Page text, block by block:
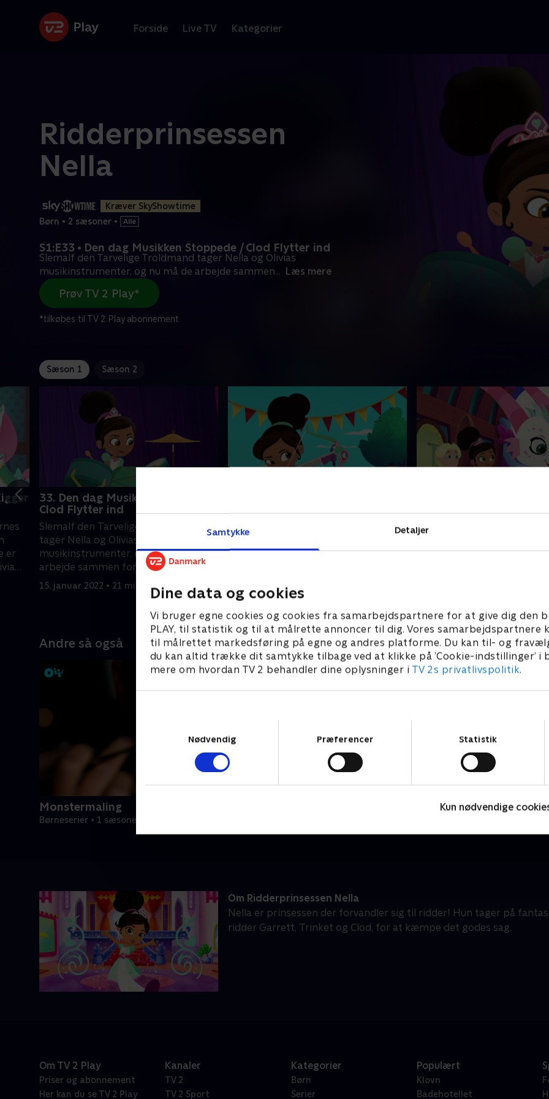
Samtykke Detaljer
Dine data og cookies
Vi bruger egne cookies og cookies fra samarbejdspartnere for at give dig den
PLAY, til statistik og til at målrette annoncer til dig. Vores samarbejdspartnere
til målrettet markedsføring på egne og andres platforme. Du kan til- og
du kan altid trække dit samtykke tilbage ved at klikke på ’Cookie-indstillinger’ i
mere om hvordan TV 2 behandler dine oplysninger i TV 2s privatlivspolitik.
Nødvendig
Præferencer Statistik
Kun nødvendige
Forside Live TV Kategorier
Ridderprinsessen
Nella
Kræver SkyShowtime
Børn • 2 sæsoner •
S1:E33 • Den dag Musikken Stoppede / Clod Flytter ind
Slemalf den Tarvelige Troldmand tager Nella og Olivias
musikinstrumenter, og nu må de arbejde sammen... Læs mere
Prøv TV 2 Play*
*tilkøbes til TV 2 Play abonnement
Sæson 1 Sæson 2
er
33. Den dag Musikken Stoppede /
Clod Flytter ind
Slemalf den Tarvelige Troldmand
tager Nella og Olivias
musikinstrumenter, og nu må de
arbejde sammen for at få dem
tilbage! // Clod flytter ind hos Trinket.
15. januar 2022 • 21 min
Trinket bliver på mystisk vis 'frosset' i
Slottehviles Tivoli, og alle skyder
skylden på Slemalf. // Nella begiver sig
15. januar 2022 • 21 min
Nella tager på en færd for
Andre så også
Monstermaling
Børneserier • 1 sæsoner
Om Ridderprinsessen Nella
Nella er prinsessen der forvandler sig til ridder! Hun tager på
ridder Garrett, Trinket og Clod, for at kæmpe det godes sag.
Om TV 2 Play
Priser og abonnement
Her kan du se TV 2 Play
Kanaler
TV 2
TV 2 Sport
Kategorier
Børn
Serier
Populært
Klovn
Badehotellet